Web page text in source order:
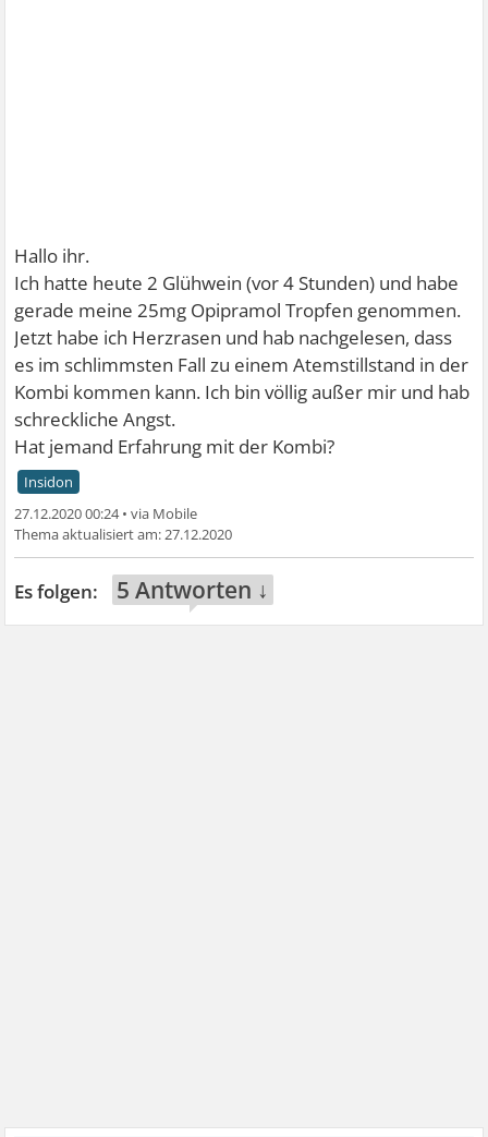
Hallo ihr.
Ich hatte heute 2 Glühwein (vor 4 Stunden) und habe
gerade meine 25mg Opipramol Tropfen genommen.
Jetzt habe ich Herzrasen und hab nachgelesen, dass
es im schlimmsten Fall zu einem Atemstillstand in der
Kombi kommen kann. Ich bin völlig außer mir und hab
schreckliche Angst.
Hat jemand Erfahrung mit der Kombi?
Insidon
27.12.2020 00:24•
27.12.2020
5 Antworten ↓